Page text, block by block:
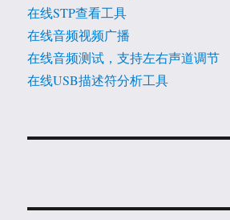
在线STP查看工具
在线音频视频广播
在线音频测试，支持左右声道调节
在线USB描述符分析工具